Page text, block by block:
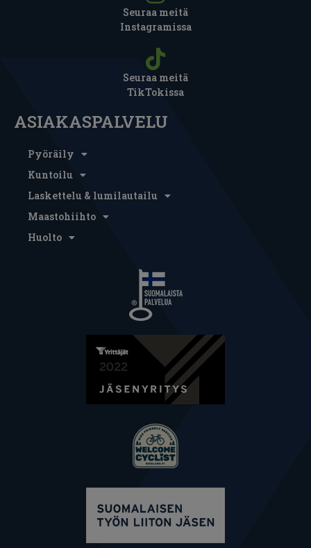
Seuraa meitä
Instagramissa
Seuraa meitä
TikTokissa
ASIAKASPALVELU
Pyöräily
Kuntoilu
Laskettelu & lumilautailu
Maastohiihto
Huolto